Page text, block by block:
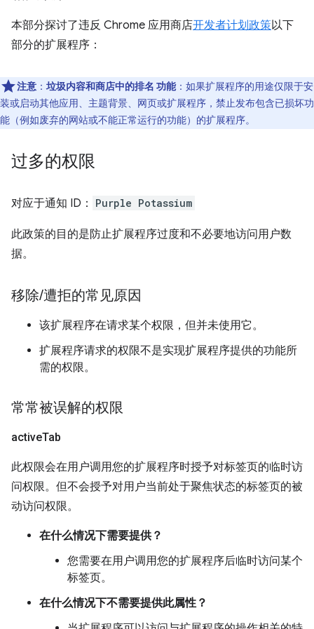
本部分探讨了违反 Chrome 应用商店开发者计划政策以下
部分的扩展程序：
注意 ： 垃圾内容和商店中的排名 功能：如果扩展程序的用途仅限于安
装或启动其他应用、主题背景、网页或扩展程序，禁止发布包含已损坏功
能（例如废弃的网站或不能正常运行的功能）的扩展程序。
过多的权限
对应于通知 ID： Purple Potassium
此政策的目的是防止扩展程序过度和不必要地访问用户数
据。
移除/遭拒的常见原因
该扩展程序在请求某个权限，但并未使用它。
扩展程序请求的权限不是实现扩展程序提供的功能所
需的权限。
常常被误解的权限
activeTab
此权限会在用户调用您的扩展程序时授予对标签页的临时访
问权限。但不会授予对用户当前处于聚焦状态的标签页的被
动访问权限。
在什么情况下需要提供？
您需要在用户调用您的扩展程序后临时访问某个
标签页。
在什么情况下不需要提供此属性？